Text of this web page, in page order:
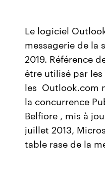
Le logiciel
messagerie de la
2019. Référence
être utilisé par
les Outlook.com
la concurrence
Belfiore , mis à
juillet 2013,
table rase de la